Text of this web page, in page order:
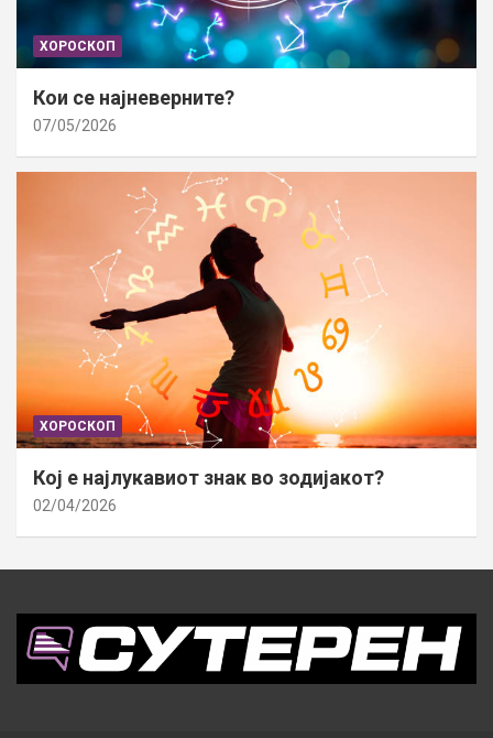
ХОРОСКОП
Кои се најневерните?
07/05/2026
ХОРОСКОП
Кој е најлукавиот знак во зодијакот?
02/04/2026